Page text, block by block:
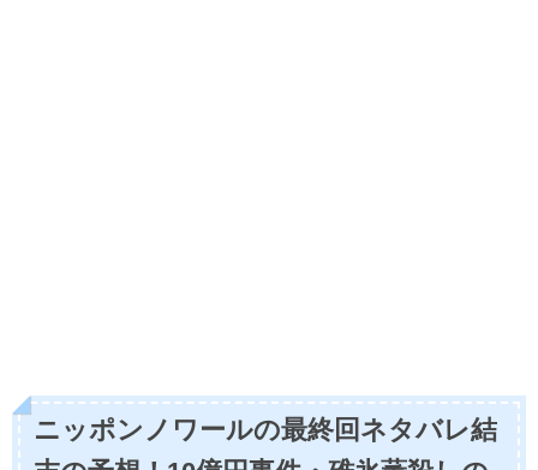
ニッポンノワールの最終回ネタバレ結